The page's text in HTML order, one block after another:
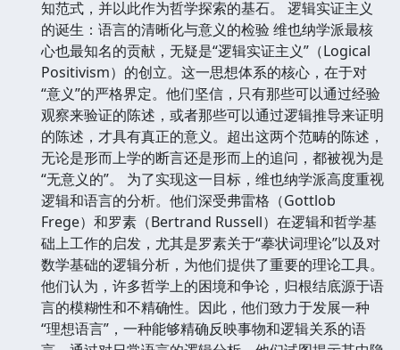
知范式，并以此作为哲学探索的基石。 逻辑实证主义
的诞生：语言的清晰化与意义的检验 维也纳学派最核
心也最知名的贡献，无疑是“逻辑实证主义”（Logical
Positivism）的创立。这一思想体系的核心，在于对
“意义”的严格界定。他们坚信，只有那些可以通过经验
观察来验证的陈述，或者那些可以通过逻辑推导来证明
的陈述，才具有真正的意义。超出这两个范畴的陈述，
无论是形而上学的断言还是形而上的追问，都被视为是
“无意义的”。 为了实现这一目标，维也纳学派高度重视
逻辑和语言的分析。他们深受弗雷格（Gottlob
Frege）和罗素（Bertrand Russell）在逻辑和哲学基
础上工作的启发，尤其是罗素关于“摹状词理论”以及对
数学基础的逻辑分析，为他们提供了重要的理论工具。
他们认为，许多哲学上的困境和争论，归根结底源于语
言的模糊性和不精确性。因此，他们致力于发展一种
“理想语言”，一种能够精确反映事物和逻辑关系的语